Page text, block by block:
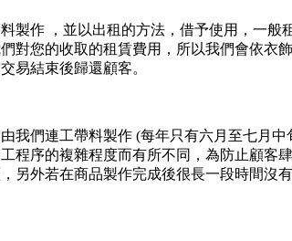
製作 ，並以出租的方法，借予使用，一般
對您的收取的租賃費用，所以我們會依衣
易結束後歸還顧客。
我們連工帶料製作 (每年只有六月至七月中
程序的複雜程度而有所不同，為防止顧客
另外若在商品製作完成後很長一段時間沒